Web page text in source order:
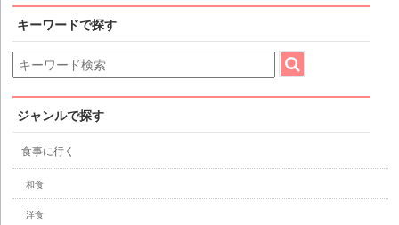
キーワードで探す
ジャンルで探す
食事に行く
和食
洋食